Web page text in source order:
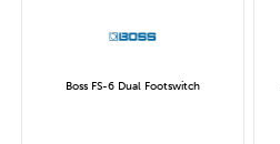
Boss FS-6 Dual Footswitch